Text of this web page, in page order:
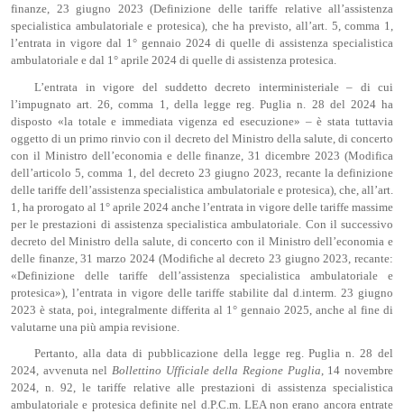
finanze, 23 giugno 2023 (Definizione delle tariffe relative all’assistenza
specialistica ambulatoriale e protesica), che ha previsto, all’art. 5, comma 1,
l’entrata in vigore dal 1° gennaio 2024 di quelle di assistenza specialistica
ambulatoriale e dal 1° aprile 2024 di quelle di assistenza protesica.
L’entrata in vigore del suddetto decreto interministeriale – di cui
l’impugnato art. 26, comma 1, della legge reg. Puglia n. 28 del 2024 ha
disposto «la totale e immediata vigenza ed esecuzione» – è stata tuttavia
oggetto di un primo rinvio con il decreto del Ministro della salute, di concerto
con il Ministro dell’economia e delle finanze, 31 dicembre 2023 (Modifica
dell’articolo 5, comma 1, del decreto 23 giugno 2023, recante la definizione
delle tariffe dell’assistenza specialistica ambulatoriale e protesica), che, all’art.
1, ha prorogato al 1° aprile 2024 anche l’entrata in vigore delle tariffe massime
per le prestazioni di assistenza specialistica ambulatoriale. Con il successivo
decreto del Ministro della salute, di concerto con il Ministro dell’economia e
delle finanze, 31 marzo 2024 (Modifiche al decreto 23 giugno 2023, recante:
«Definizione delle tariffe dell’assistenza specialistica ambulatoriale e
protesica»), l’entrata in vigore delle tariffe stabilite dal d.interm. 23 giugno
2023 è stata, poi, integralmente differita al 1° gennaio 2025, anche al fine di
valutarne una più ampia revisione.
Pertanto, alla data di pubblicazione della legge reg. Puglia n. 28 del
2024, avvenuta nel Bollettino Ufficialedella Regione Puglia, 14 novembre
2024, n. 92, le tariffe relative alle prestazioni di assistenza specialistica
ambulatoriale e protesica definite nel d.P.C.m. LEA non erano ancora entrate